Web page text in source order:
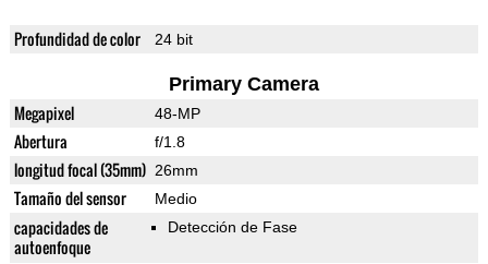
Profundidad de color 24 bit
Primary Camera
Megapixel 48-MP
Abertura f/1.8
longitud focal (35mm) 26mm
Tamaño del sensor Medio
capacidades de
autoenfoque
Detección de Fase